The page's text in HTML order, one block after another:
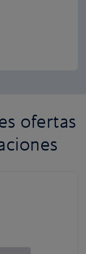
ofertas